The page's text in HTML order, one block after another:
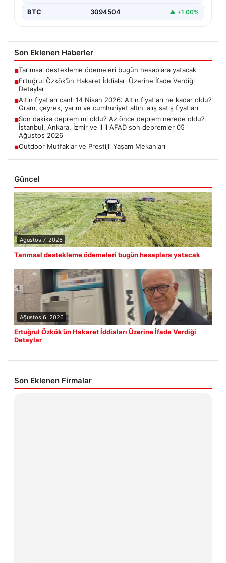
BTC 3094504 ▲ +1.00%
Son Eklenen Haberler
■Tarımsal destekleme ödemeleri bugün hesaplara yatacak
■Ertuğrul Özkök’ün Hakaret İddiaları Üzerine İfade Verdiği
Detaylar
■Altın fiyatları canlı 14 Nisan 2026: Altın fiyatları ne kadar oldu?
Gram, çeyrek, yarım ve cumhuriyet altını alış satış fiyatları
■Son dakika deprem mi oldu? Az önce deprem nerede oldu?
İstanbul, Ankara, İzmir ve il il AFAD son depremler 05
Ağustos 2026
■Outdoor Mutfaklar ve Prestijli Yaşam Mekanları
Güncel
Ağustos 7, 2026
Tarımsal destekleme ödemeleri bugün hesaplara yatacak
Ağustos 6, 2026
Ertuğrul Özkök’ün Hakaret İddiaları Üzerine İfade Verdiği
Detaylar
Son Eklenen Firmalar